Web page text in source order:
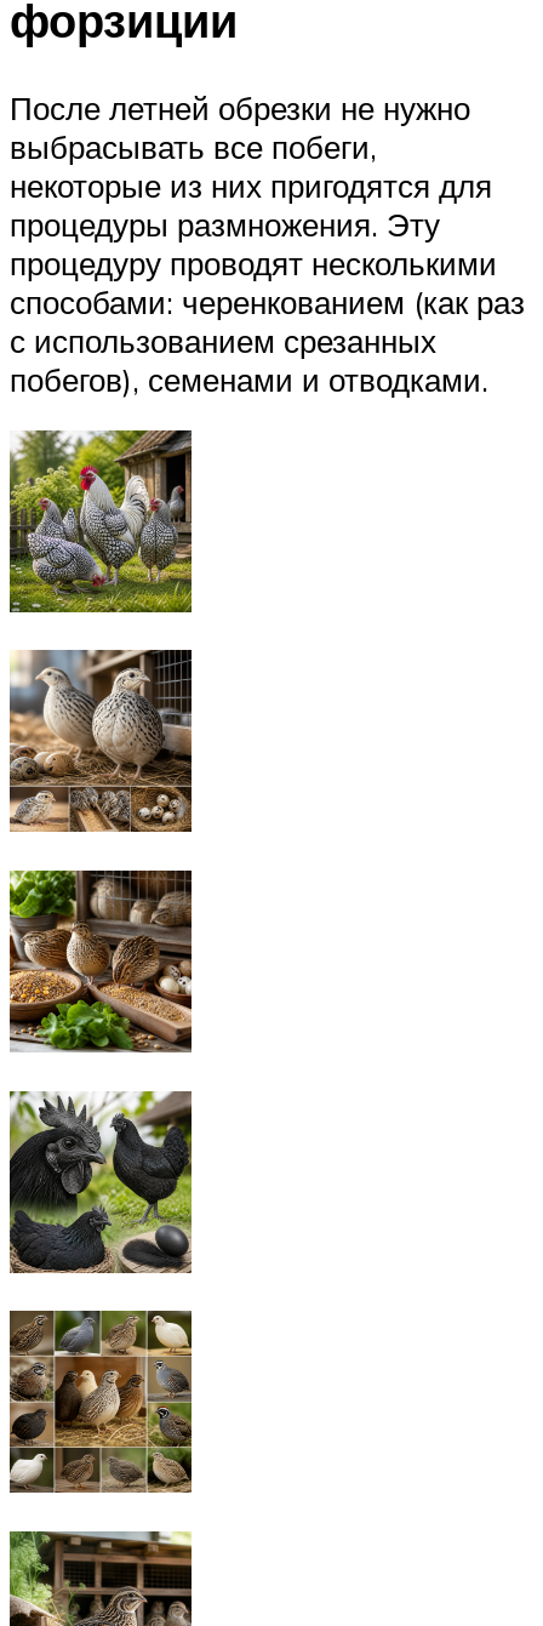
форзиции
После летней обрезки не нужно
выбрасывать все побеги,
некоторые из них пригодятся для
процедуры размножения. Эту
процедуру проводят несколькими
способами: черенкованием (как раз
с использованием срезанных
побегов), семенами и отводками.